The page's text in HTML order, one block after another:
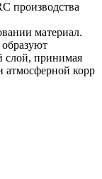
производства
материал.
слой, принимая
атмосферной корр